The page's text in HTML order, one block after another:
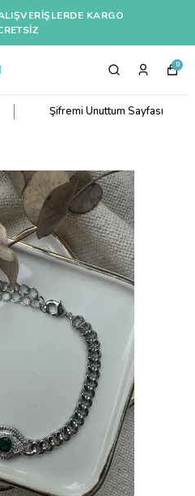
KARGO
0
Şifremi Unuttum Sayfası